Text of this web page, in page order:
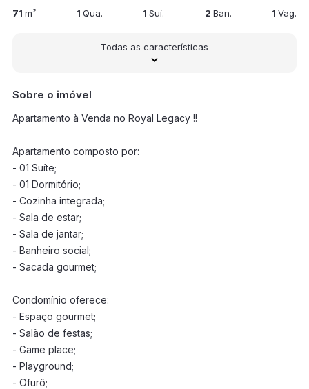
71 m² 1Qua. 1Suí. 2 Ban. 1Vag.
Todas as características
Sobre o imóvel
Apartamento à Venda no Royal Legacy !!
Apartamento composto por:
- 01 Suíte;
- 01 Dormitório;
- Cozinha integrada;
- Sala de estar;
- Sala de jantar;
- Banheiro social;
- Sacada gourmet;
Condomínio oferece:
- Espaço gourmet;
- Salão de festas;
- Game place;
- Playground;
- Ofurô;